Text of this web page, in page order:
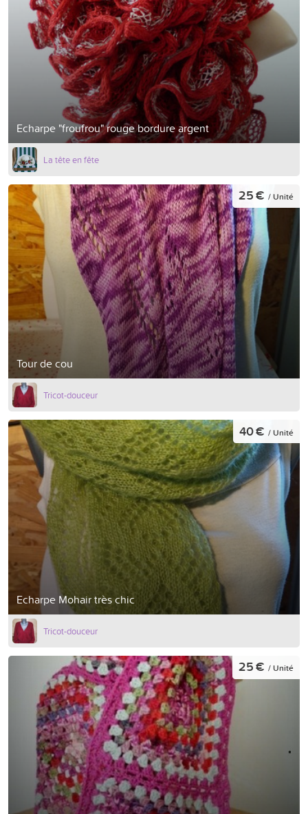
Echarpe "froufrou" rouge bordure argent
La tête en fête
Tour de cou
25 € / Unité
Tricot-douceur
Echarpe Mohair très chic
40 € / Unité
Tricot-douceur
25 € / Unité